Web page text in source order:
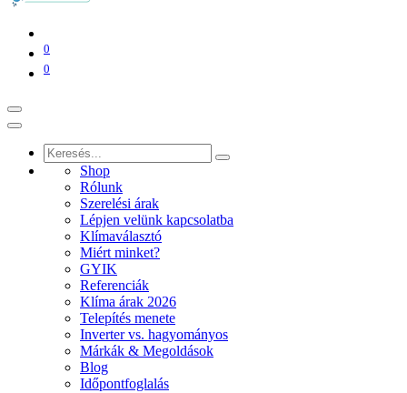
0
0
Shop
Rólunk
Szerelési árak
Lépjen velünk kapcsolatba
Klímaválasztó
Miért minket?
GYIK
Referenciák
Klíma árak 2026
Telepítés menete
Inverter vs. hagyományos
Márkák & Megoldások
Blog
Időpontfoglalás